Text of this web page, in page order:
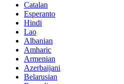
Catalan
Esperanto
Hindi
Lao
Albanian
Amharic
Armenian
Azerbaijani
Belarusian